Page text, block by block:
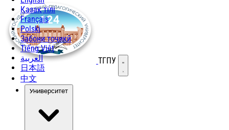
Қазақ тілі
Français
Polski
Забони тоҷикӣ
Tiếng Việt
العربية
日本語
中文
ТГПУ Открыть меню
Университет